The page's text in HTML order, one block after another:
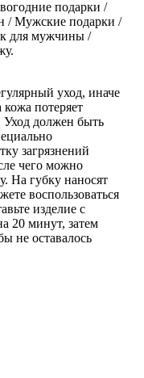
подарки /
/ Мужские подарки /
для мужчины /
уход, иначе
потеряет
должен быть
загрязнений
чего можно
На губку наносят
воспользоваться
изделие с
20 минут, затем
не оставалось